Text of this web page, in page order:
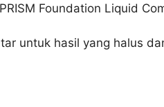
Foundation Liquid
untuk hasil yang halus